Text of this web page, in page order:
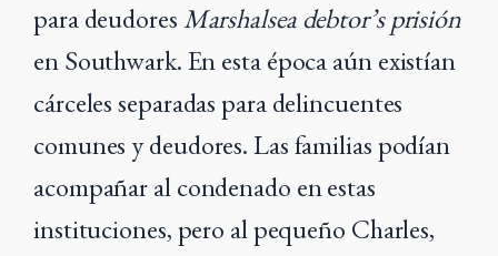
para deudoresMarshalsea debtor’s prisión
en Southwark. En esta época aún existían
cárceles separadas para delincuentes
comunes y deudores. Las familias podían
acompañar al condenado en estas
instituciones, pero al pequeño Charles,